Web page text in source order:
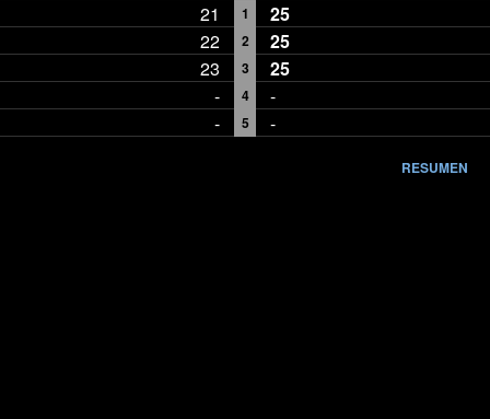
21 1
25
22
2
25
23
3
25
-
4
-
-
5 -
RESUMEN